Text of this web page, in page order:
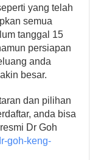
yang telah
semua
tanggal 15
persiapan
anda
besar.
dan pilihan
anda bisa
Dr Goh
goh-keng-